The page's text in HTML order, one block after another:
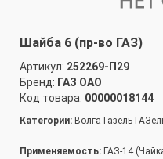
Шайба 6 (пр-во ГАЗ)
Артикул: 252269-П29
Бренд: ГАЗ ОАО
Код товара: 00000018144
Категории: Волга Газель
Применяемость: ГАЗ-14